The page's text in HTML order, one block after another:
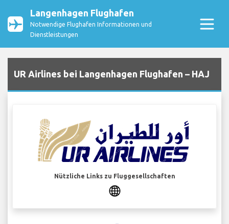
Langenhagen Flughafen
Notwendige Flughafen Informationen und
Dienstleistungen
UR Airlines bei Langenhagen Flughafen – HAJ
Nützliche Links zu Fluggesellschaften